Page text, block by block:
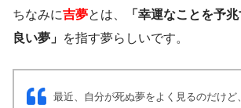
ちなみに吉夢とは、
「幸運なことを予
良い夢」 を指す夢らしいです。
最近、自分が死ぬ夢をよく見るのだけど